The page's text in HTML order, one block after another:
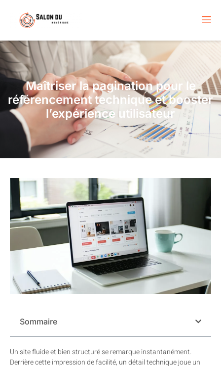
Maîtriser la pagination pour le
référencement technique et booster
l’expérience utilisateur
Sommaire
Un site fluide et bien structuré se remarque instantanément.
Derrière cette impression de facilité, un détail technique joue un